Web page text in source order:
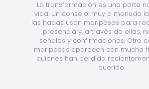
La transformación es una parte
vida. Un consejo: muy a menudo
las hadas usan mariposas para
presencia y, a través de ellas,
señales y confirmaciones. Otro
mariposas aparecen con mucha
quienes han perdido
querido.